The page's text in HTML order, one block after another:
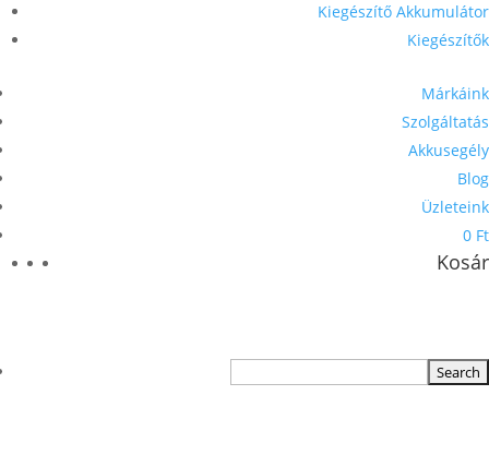
Kiegészítő Akkumulátor
Kiegészítők
Márkáink
Szolgáltatás
Akkusegély
Blog
Üzleteink
0 Ft
Kosár